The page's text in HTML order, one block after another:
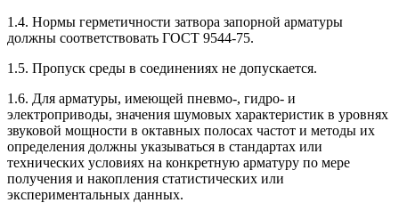
1.4. Нормы герметичности затвора запорной арматуры
должны соответствовать ГОСТ 9544-75.
1.5. Пропуск среды в соединениях не допускается.
1.6. Для арматуры, имеющей пневмо-, гидро- и
электроприводы, значения шумовых характеристик в уровнях
звуковой мощности в октавных полосах частот и методы их
определения должны указываться в стандартах или
технических условиях на конкретную арматуру по мере
получения и накопления статистических или
экспериментальных данных.